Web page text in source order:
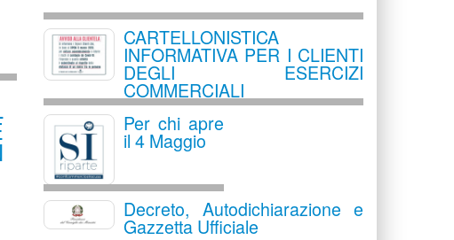
CARTELLONISTICA
INFORMATIVA PER I CLIENTI
DEGLI ESERCIZI
COMMERCIALI
Per chi apre
il 4 Maggio
Decreto, Autodichiarazione e
Gazzetta Ufficiale